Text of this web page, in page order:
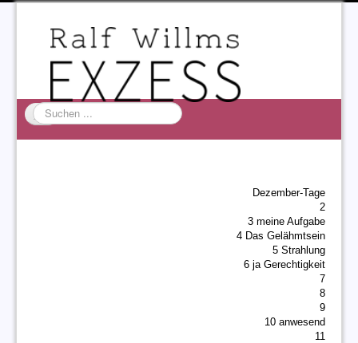
Suchen
...
Dezember-Tage
2
3 meine Aufgabe
4 Das Gelähmtsein
5 Strahlung
6 ja Gerechtigkeit
7
8
9
10 anwesend
11